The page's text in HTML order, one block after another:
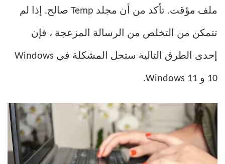
ملف مؤقت. تأكد من أن مجلد Temp صالح. إذا لم
تتمكن من التخلص من الرسالة المزعجة ، فإن
إحدى الطرق التالية ستحل المشكلة في Windows
10 و Windows 11.